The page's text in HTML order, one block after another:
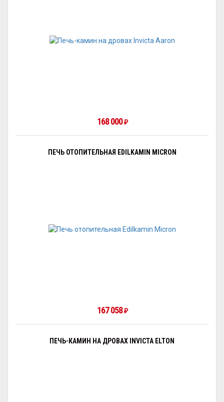
168 000₽
ПЕЧЬ ОТОПИТЕЛЬНАЯ EDILKAMIN MICRON
167 058₽
ПЕЧЬ-КАМИН НА ДРОВАХ INVICTA ELTON